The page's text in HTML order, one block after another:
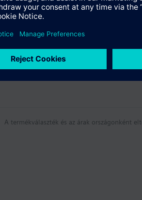
A termékválaszték és az árak országonként